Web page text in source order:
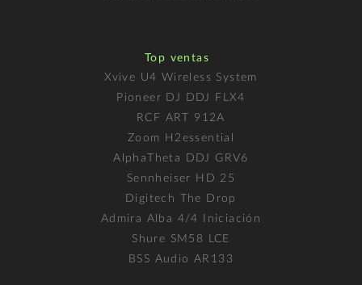
Top ventas
Xvive U4 Wireless System
Pioneer DJ DDJ FLX4
RCF ART 912A
Zoom H2essential
AlphaTheta DDJ GRV6
Sennheiser HD 25
Digitech The Drop
Admira Alba 4/4 Iniciación
Shure SM58 LCE
BSS Audio AR133